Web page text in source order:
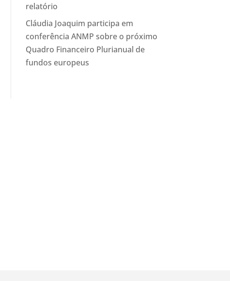
relatório
Cláudia Joaquim participa em
conferência ANMP sobre o próximo
Quadro Financeiro Plurianual de
fundos europeus